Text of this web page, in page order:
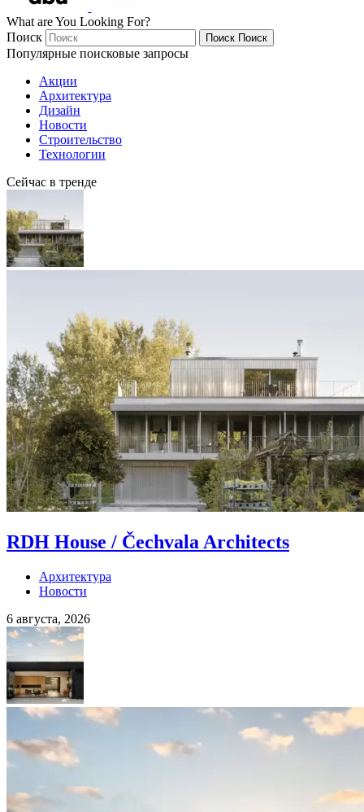
What are You Looking For?
Поиск
Поиск Поиск
Популярные поисковые запросы
Акции
Архитектура
Дизайн
Новости
Строительство
Технологии
Сейчас в тренде
RDH House / Čechvala Architects
Архитектура
Новости
6 августа, 2026